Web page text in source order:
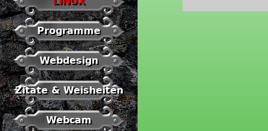
Programme
Webdesign
Zitate & Weisheiten
Webcam